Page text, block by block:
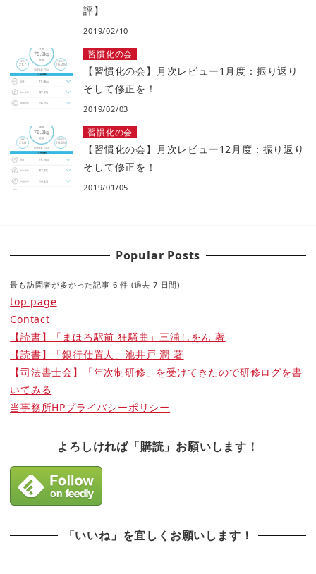
評】
2019/02/10
習慣化の会
【習慣化の会】月次レビュー1月度：振り返り
そして修正を！
2019/02/03
習慣化の会
【習慣化の会】月次レビュー12月度：振り返り
そして修正を！
2019/01/05
Popular Posts
最も訪問者が多かった記事 6 件 (過去 7 日間)
top page
Contact
【読書】「まほろ駅前 狂騒曲」三浦しをん 著
【読書】「銀行仕置人」池井戸 潤 著
【司法書士会】「年次制研修」を受けてきたので研修ログを書
いてみる
当事務所HPプライバシーポリシー
よろしければ「購読」お願いします！
「いいね」を宜しくお願いします！